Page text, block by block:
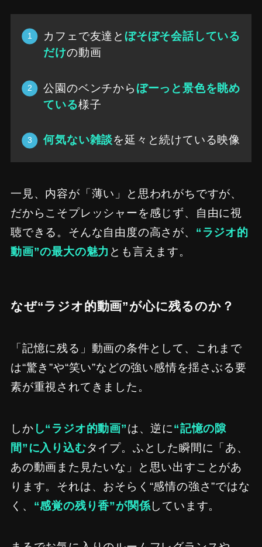
カフェで友達と ぼそぼそ会話している
だけの動画
公園のベンチから ぼーっと景色を眺め
ている様子
何気ない雑談を延々と続けている映像
一見、内容が「薄い」と思われがちですが、
だからこそプレッシャーを感じず、自由に視
聴できる。そんな自由度の高さが、 “ラジオ的
動画”の最大の魅力 とも言えます。
なぜ“ラジオ的動画”が心に残るのか？
「記憶に残る」動画の条件として、これまで
は“驚き”や“笑い”などの強い感情を揺さぶる要
素が重視されてきました。
しか し“ラジオ的動画”は、逆に“記憶の隙
間”に入り込むタイプ。ふとした瞬間に「あ、
あの動画また見たいな」と思い出すことがあ
ります。それは、おそらく“感情の強さ”ではな
く、 “感覚の残り香”が関係しています。